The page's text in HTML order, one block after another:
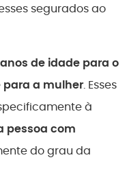
segurados ao
de idade para o
para a mulher. Esses
à
pessoa com
do grau da